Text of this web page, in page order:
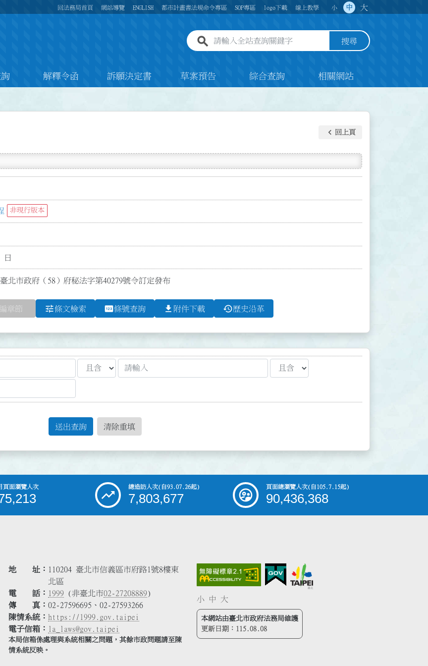
回法務局首頁 網站導覽 ENGLISH 都市計畫書法規命令專區 SOP專區 logo下載 線上教學 小 中 大
全站查詢關鍵字欄位 搜尋
解釋令函 訴願決定書 草案預告 綜合查詢 相關網站
keyboard_arrow_left 回上頁
非現行版本
日
北市政府（58）府秘法字第40279號令訂定發布
編章節 tune條文檢索 pin條號查詢 file_download 附件下載 history歷史沿革
送出查詢 清除重填
頁面瀏覽人次 總造訪人次(自93.07.26起)
7,803,677
頁面總瀏覽人次(自105.7.15起)
90,436,368
地 址
110204 臺北市信義區市府路1號8樓東
北區
電 話
1999 (非臺北市02-27208889)
傳 真
02-27596695、02-27593266
陳情系統
https://1999.gov.taipei
電子信箱
la_laws@gov.taipei
本局信箱係處理與系統相關之問題，其餘市政問題請至陳
情系統反映。
小 中 大
本網站由臺北市政府法務局維護
更新日期： 115.08.08